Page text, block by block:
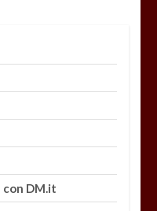
con DM.it